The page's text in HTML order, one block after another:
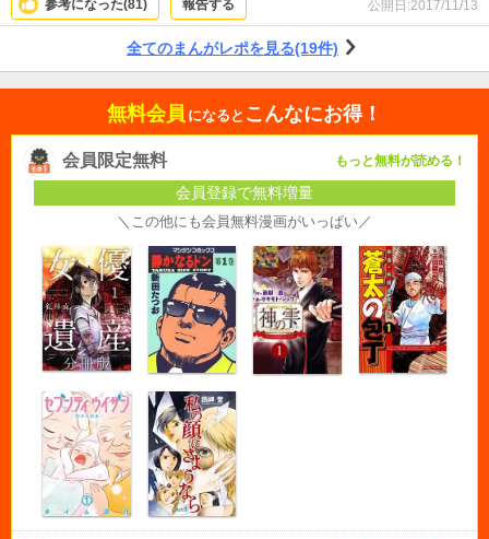
参考になった(81) 報告する 公開日:2017/11/13
全てのまんがレポを見る(19件)
無料会員 になると こんなにお得！
会員限定無料 もっと無料が読める！
会員登録で無料増量
＼この他にも会員無料漫画がいっぱい／